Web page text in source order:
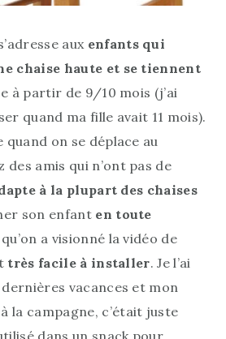
aux enfants qui
chaise haute et se tiennent
à partir de 9/10 mois (j’ai
quand ma fille avait 11 mois).
on se déplace au
amis qui n’ont pas de
à la plupart des chaises
son enfant en toute
a visionné la vidéo de
très facile à installer. Je l’ai
vacances et mon
la campagne, c’était juste
dans un snack pour